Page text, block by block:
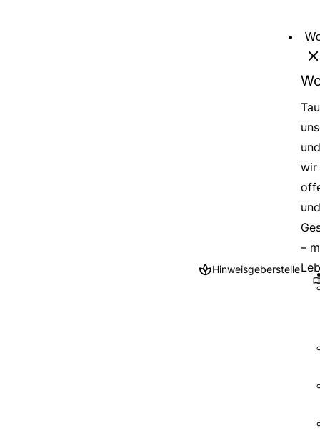
wir
–
Hinweisgeberstelle